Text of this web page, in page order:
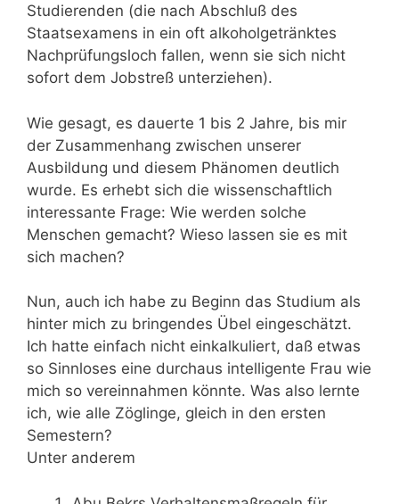
Studierenden (die nach Abschluß des
Staatsexamens in ein oft alkoholgetränktes
Nachprüfungsloch fallen, wenn sie sich nicht
sofort dem Jobstreß unterziehen).
Wie gesagt, es dauerte 1 bis 2 Jahre, bis mir
der Zusammenhang zwischen unserer
Ausbildung und diesem Phänomen deutlich
wurde. Es erhebt sich die wissenschaftlich
interessante Frage: Wie werden solche
Menschen gemacht? Wieso lassen sie es mit
sich machen?
Nun, auch ich habe zu Beginn das Studium als
hinter mich zu bringendes Übel eingeschätzt.
Ich hatte einfach nicht einkalkuliert, daß etwas
so Sinnloses eine durchaus intelligente Frau wie
mich so vereinnahmen könnte. Was also lernte
ich, wie alle Zöglinge, gleich in den ersten
Semestern?
Unter anderem